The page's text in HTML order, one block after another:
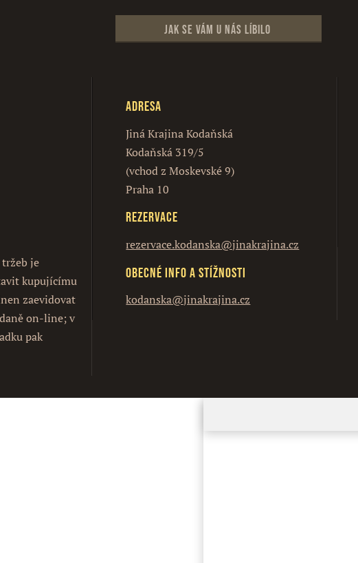
Jak se vám u nás líbilo
je
kupujícímu
zaevidovat
on-line; v
pak
Adresa
Jiná Krajina Kodaňská
Kodaňská 319/5
(vchod z Moskevské 9)
Praha 10
Rezervace
rezervace.kodanska@jinakrajina.cz
Obecné info a stížnosti
kodanska@jinakrajina.cz